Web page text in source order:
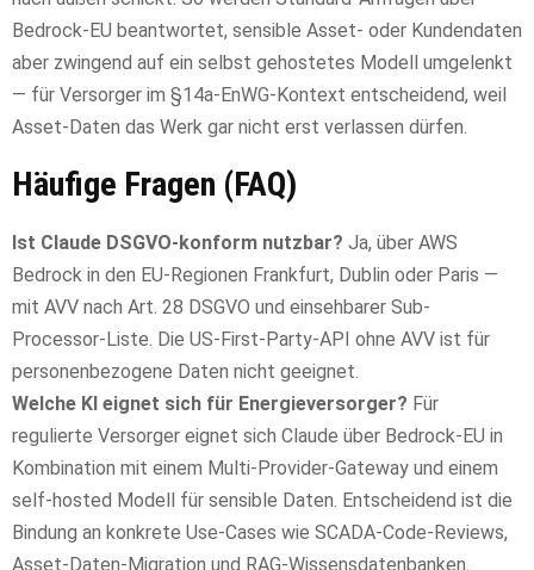
Bedrock-EU beantwortet, sensible Asset- oder Kundendaten
aber zwingend auf ein selbst gehostetes Modell umgelenkt
— für Versorger im §14a-EnWG-Kontext entscheidend, weil
Asset-Daten das Werk gar nicht erst verlassen dürfen.
Häufige Fragen (FAQ)
Ist Claude DSGVO-konform nutzbar? Ja, über AWS
Bedrock in den EU-Regionen Frankfurt, Dublin oder Paris —
mit AVV nach Art. 28 DSGVO und einsehbarer Sub-
Processor-Liste. Die US-First-Party-API ohne AVV ist für
personenbezogene Daten nicht geeignet.
Welche KI eignet sich für Energieversorger? Für
regulierte Versorger eignet sich Claude über Bedrock-EU in
Kombination mit einem Multi-Provider-Gateway und einem
self-hosted Modell für sensible Daten. Entscheidend ist die
Bindung an konkrete Use-Cases wie SCADA-Code-Reviews,
Asset-Daten-Migration und RAG-Wissensdatenbanken.